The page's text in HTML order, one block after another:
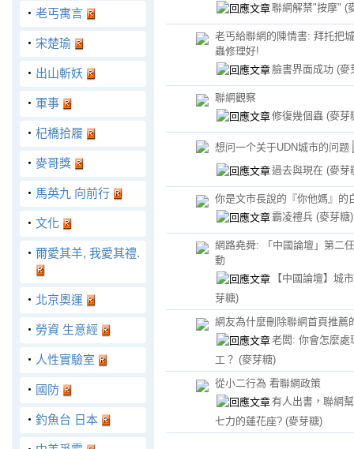
‧ 老丐寓言
‧ 宋楚瑜
‧ 出山斬妖
‧ 軍事
‧ 杞橋拾履
‧ 麥哥獎
‧ 馬英九 向前行
‧ 文化
‧ 爾愛其羊, 我愛其禮.
‧ 北京奧運
‧ 勞資 生意經
‧ 人性實驗室
‧ 國防
‧ 釣魚台 日本
聯網解禁"按摩" (
老丐給聯網的陳情書: 拜托把
蟲修理好!
臉書界面成功 (麥
聯網觀察
修復幾個蟲 (麥芽
想问一个关于UDN城市的问题
過去與現在 (麥芽
你是文市長說的『你他媽』的
霸凌禮兵 (麥芽糖)
網路堯舜: 「中國論壇」第二
動
【中國論壇】城
芽糖)
網友為什麼刪除聯網首頁推薦
老闆: 你會怎麼處
工？ (麥芽糖)
從小二行為 看聯網政策
有人出書，聯網
七力的蓮花座? (麥芽糖)